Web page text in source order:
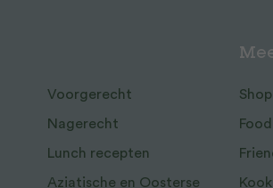
Voorgerecht
Nagerecht
Lunch recepten
Aziatische en Oosterse
Shop